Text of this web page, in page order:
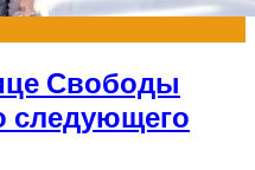
Свободы
следующего